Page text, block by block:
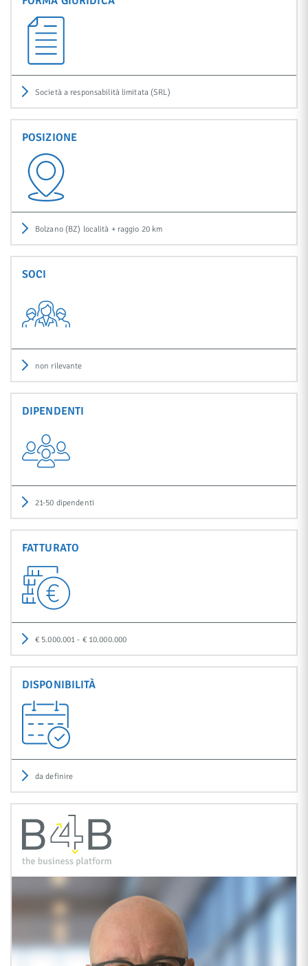
Società a responsabilità limitata (SRL)
POSIZIONE
Bolzano (BZ) località + raggio 20 km
SOCI
non rilevante
DIPENDENTI
21-50 dipendenti
FATTURATO
€ 5.000.001 - € 10.000.000
DISPONIBILITÀ
da definire